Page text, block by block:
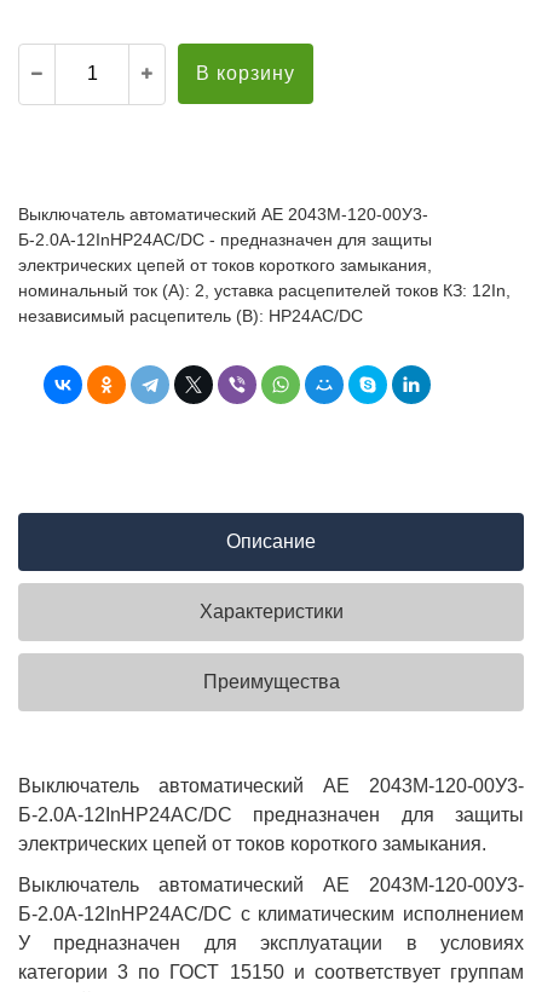
В корзину
Выключатель автоматический АЕ 2043М-120-00У3-
Б-2.0А-12InНР24AC/DC - предназначен для защиты
электрических цепей от токов короткого замыкания,
номинальный ток (А): 2, уставка расцепителей токов КЗ: 12In,
независимый расцепитель (В): НР24AC/DC
Описание
Характеристики
Преимущества
Выключатель автоматический АЕ 2043М-120-00У3-
Б-2.0А-12InНР24AC/DC предназначен для защиты
электрических цепей от токов короткого замыкания.
Выключатель автоматический АЕ 2043М-120-00У3-
Б-2.0А-12InНР24AC/DC с климатическим исполнением
У предназначен для эксплуатации в условиях
категории 3 по ГОСТ 15150 и соответствует группам